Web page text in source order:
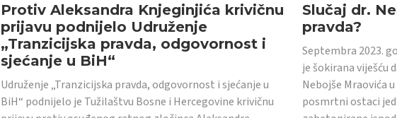
Protiv Aleksandra Knjeginjića krivičnu
prijavu podnijelo Udruženje
„Tranzicijska pravda, odgovornost i
sjećanje u BiH“
Udruženje „Tranzicijska pravda, odgovornost i sjećanje u
BiH“ podnijelo je Tužilaštvu Bosne i Hercegovine krivičnu
Slučaj dr.
pravda?
Septembra 2023.
je šokirana viješću
Nebojše Mraovića
posmrtni ostaci